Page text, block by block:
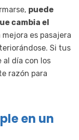
puede
cambia el
es pasajera
Si tus
al día con los
razón para
en un